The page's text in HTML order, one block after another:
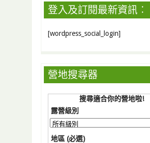
登入及訂閱最新資訊︰
[wordpress_social_login]
營地搜尋器
搜尋適合你的營地啦!
露營級別
地區 (必選)